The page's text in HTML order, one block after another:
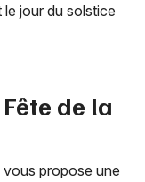
jour du solstice
de la
vous propose une